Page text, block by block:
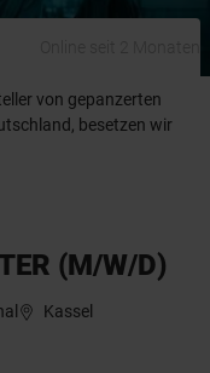
von gepanzerten
besetzen wir
(M/W/D)
Kassel